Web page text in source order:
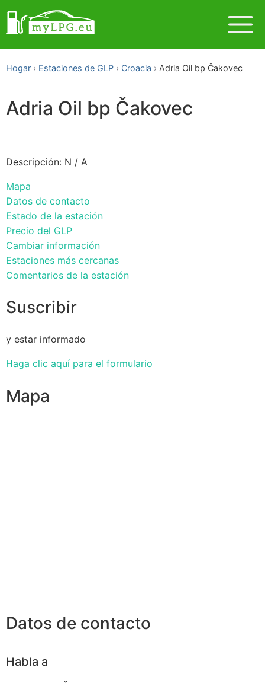
Hogar Estaciones de GLP Croacia Adria Oil bp Čakovec
Adria Oil bp Čakovec
Descripción: N / A
Mapa
Datos de contacto
Estado de la estación
Precio del GLP
Cambiar información
Estaciones más cercanas
Comentarios de la estación
Suscribir
y estar informado
Haga clic aquí para el formulario
Mapa
Datos de contacto
Habla a